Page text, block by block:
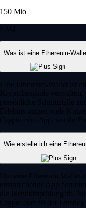
150 Mio
FAQ
Was ist eine Ethereum-
Eine Ethereum-Wallet ist
Kryptobestände verwalten,
persönliche Schnittstelle
Erlebnis nutzen viele
Crypto.com App, um ihr
Wie erstelle ich eine
Um eine Ethereum-Wallet
entsprechende App
die Identitätsprüfung ab.
Crypto.com ist der